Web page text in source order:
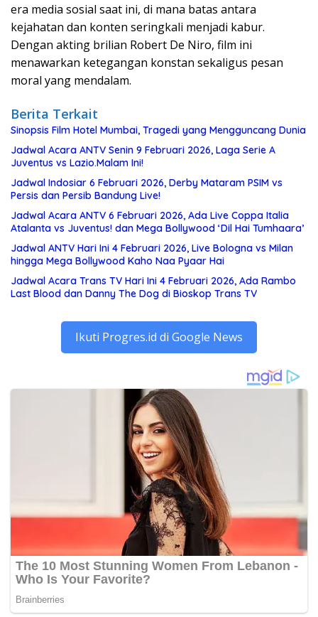
era media sosial saat ini, di mana batas antara
kejahatan dan konten seringkali menjadi kabur.
Dengan akting brilian Robert De Niro, film ini
menawarkan ketegangan konstan sekaligus pesan
moral yang mendalam.
Berita Terkait
Sinopsis Film Hotel Mumbai, Tragedi yang Mengguncang Dunia
Jadwal Acara ANTV Senin 9 Februari 2026, Laga Serie A
Juventus vs Lazio.Malam Ini!
Jadwal Indosiar 6 Februari 2026, Derby Mataram PSIM vs
Persis dan Persib Bandung Live!
Jadwal Acara ANTV 6 Februari 2026, Ada Live Coppa Italia
Atalanta vs Juventus! dan Mega Bollywood ‘Dil Hai Tumhaara’
Jadwal ANTV Hari Ini 4 Februari 2026, Live Bologna vs Milan
hingga Mega Bollywood Kaho Naa Pyaar Hai
Jadwal Acara Trans TV Hari Ini 4 Februari 2026, Ada Rambo
Last Blood dan Danny The Dog di Bioskop Trans TV
Ikuti Progres.id di Google News